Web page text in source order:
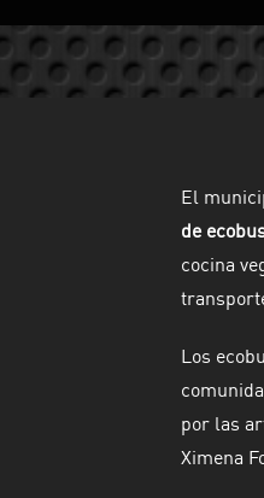
El
de
cocina
Los
por las
Ximena